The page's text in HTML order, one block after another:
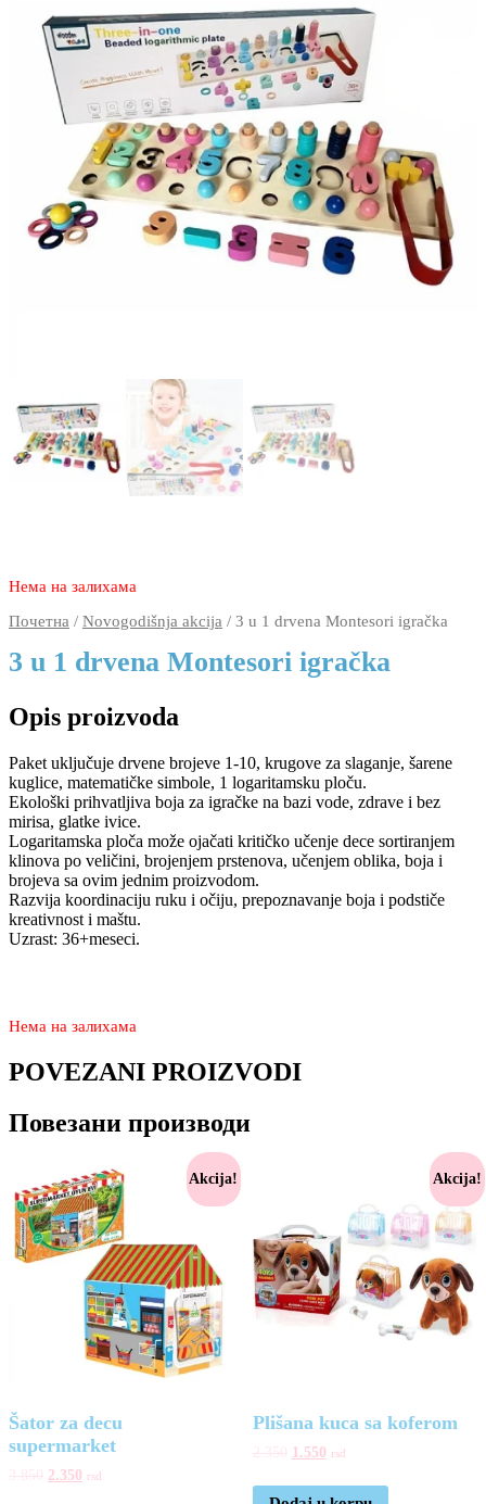
Нема на залихама
Почетна / Novogodišnja akcija / 3 u 1 drvena Montesori igračka
3 u 1 drvena Montesori igračka
Opis proizvoda
Paket uključuje drvene brojeve 1-10, krugove za slaganje, šarene
kuglice, matematičke simbole, 1 logaritamsku ploču.
Ekološki prihvatljiva boja za igračke na bazi vode, zdrave i bez
mirisa, glatke ivice.
Logaritamska ploča može ojačati kritičko učenje dece sortiranjem
klinova po veličini, brojenjem prstenova, učenjem oblika, boja i
brojeva sa ovim jednim proizvodom.
Razvija koordinaciju ruku i očiju, prepoznavanje boja i podstiče
kreativnost i maštu.
Uzrast: 36+meseci.
Нема на залихама
POVEZANI PROIZVODI
Повезани производи
Akcija!
Šator za decu
supermarket
2.350 rsd
Akcija!
Plišana kuca sa koferom
1.550 rsd